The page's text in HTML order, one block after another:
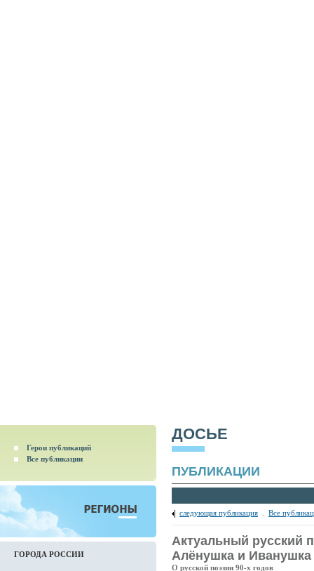
Герои публикаций
Все публикации
ГОРОДА РОССИИ
ДОСЬЕ
ПУБЛИКАЦИИ
следующая публикация Все
Актуальный русский
Алёнушка и Иванушка
О русской поэзии 90-х годов